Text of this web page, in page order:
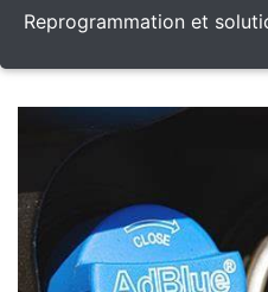
Reprogrammation et